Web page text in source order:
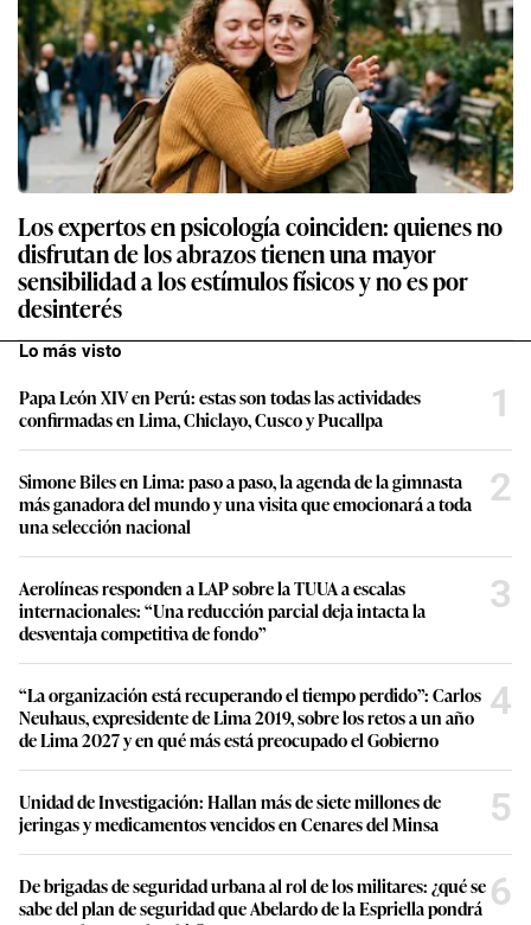
Los expertos en psicología coinciden: quienes no
disfrutan de los abrazos tienen una mayor
sensibilidad a los estímulos físicos y no es por
desinterés
Lo más visto
Papa León XIV en Perú: estas son todas las actividades
confirmadas en Lima, Chiclayo, Cusco y Pucallpa
1
Simone Biles en Lima: paso a paso, la agenda de la gimnasta
más ganadora del mundo y una visita que emocionará a toda
una selección nacional
2
Aerolíneas responden a LAP sobre la TUUA a escalas
internacionales: “Una reducción parcial deja intacta la
desventaja competitiva de fondo”
3
“La organización está recuperando el tiempo perdido”: Carlos
Neuhaus, expresidente de Lima 2019, sobre los retos a un año
de Lima 2027 y en qué más está preocupado el Gobierno
4
Unidad de Investigación: Hallan más de siete millones de
jeringas y medicamentos vencidos en Cenares del Minsa
5
De brigadas de seguridad urbana al rol de los militares: ¿qué se
sabe del plan de seguridad que Abelardo de la Espriella pondrá 6